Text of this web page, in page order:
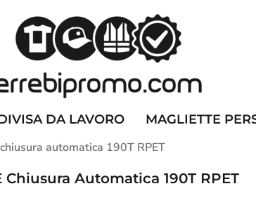
DA LAVORO MAGLIETTE
automatica 190T RPET
Automatica 190T RPET
PERSONALIZZATI ALTA VISIBILITA'